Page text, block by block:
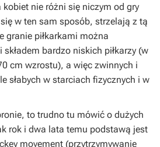
nie różni się niczym od gry
w ten sam sposób, strzelają z tą
granie piłkarkami można
bardzo niskich piłkarzy (w
cm wzrostu), a więc zwinnych i
słabych w starciach fizycznych i w
to trudno tu mówić o dużych
rok i dwa lata temu podstawą jest
movement (przytrzymywanie